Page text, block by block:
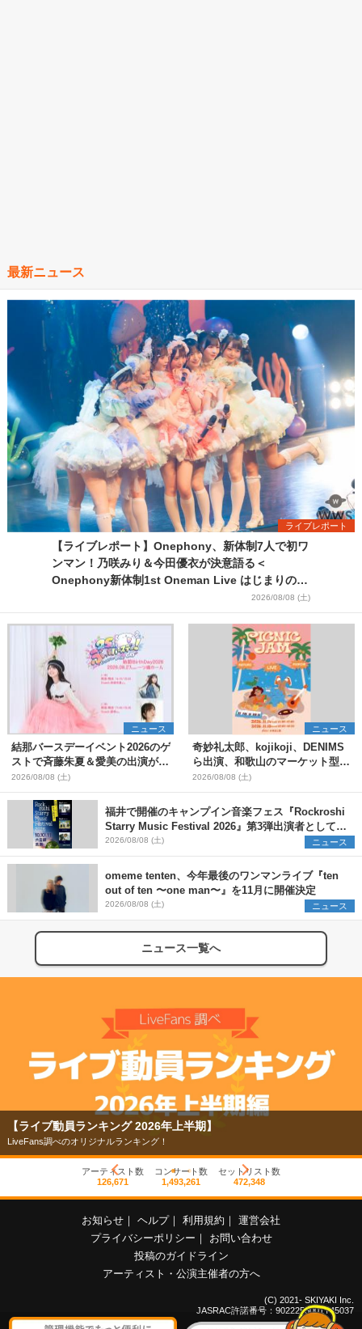
最新ニュース
ライブレポート
【ライブレポート】Onephony、新体制7人で初ワ
ンマン！乃咲みり＆今田優衣が決意語る＜
Onephony新体制1st Oneman Live はじまりの夏
2026/08/08 (土)
ニュース
結那バースデーイベント2026のゲ
ストで斉藤朱夏＆愛美の出演が決
定
2026/08/08 (土)
ニュース
奇妙礼太郎、kojikoji、DENIMS
ら出演、和歌山のマーケット型野
外イベント『PICNIC JAM
2026』早割チケット発売開始
2026/08/08 (土)
福井で開催のキャンプイン音楽フェス『Rockroshi
Starry Music Festival 2026』第3弾出演者として
SCOOBIE DO、かりゆし58、Reiを発表
2026/08/08 (土) ニュース
omeme tenten、今年最後のワンマンライブ『ten
out of ten 〜one man〜』を11月に開催決定
2026/08/08 (土) ニュース
ニュース一覧へ
【ライブ動員ランキング 2026年上半期】
LiveFans調べのオリジナルランキング！
アーティスト数
126,671
コンサート数
1,493,261
セットリスト数
472,348
お知らせ ｜ ヘルプ｜ 利用規約 ｜ 運営会社
プライバシーポリシー ｜
お問い合わせ
投稿のガイドライン
アーティスト・公演主催者の方へ
(C) 2021- SKIYAKI Inc.
JASRAC許諾番号：9022255001Y45037